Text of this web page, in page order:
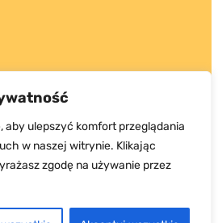
aby ulepszyć komfort przeglądania
w naszej witrynie. Klikając
zgodę na używanie przez
prawa zastrzeżone.